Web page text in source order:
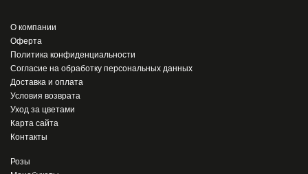
О компании
Оферта
Политика конфиденциальности
Согласие на обработку персональных данных
Доставка и оплата
Условия возврата
Уход за цветами
Карта сайта
Контакты
Розы